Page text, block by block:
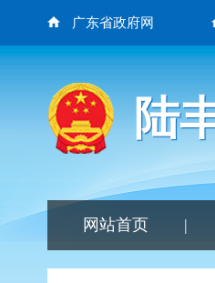
广东省政府网
陆
网站首页 |